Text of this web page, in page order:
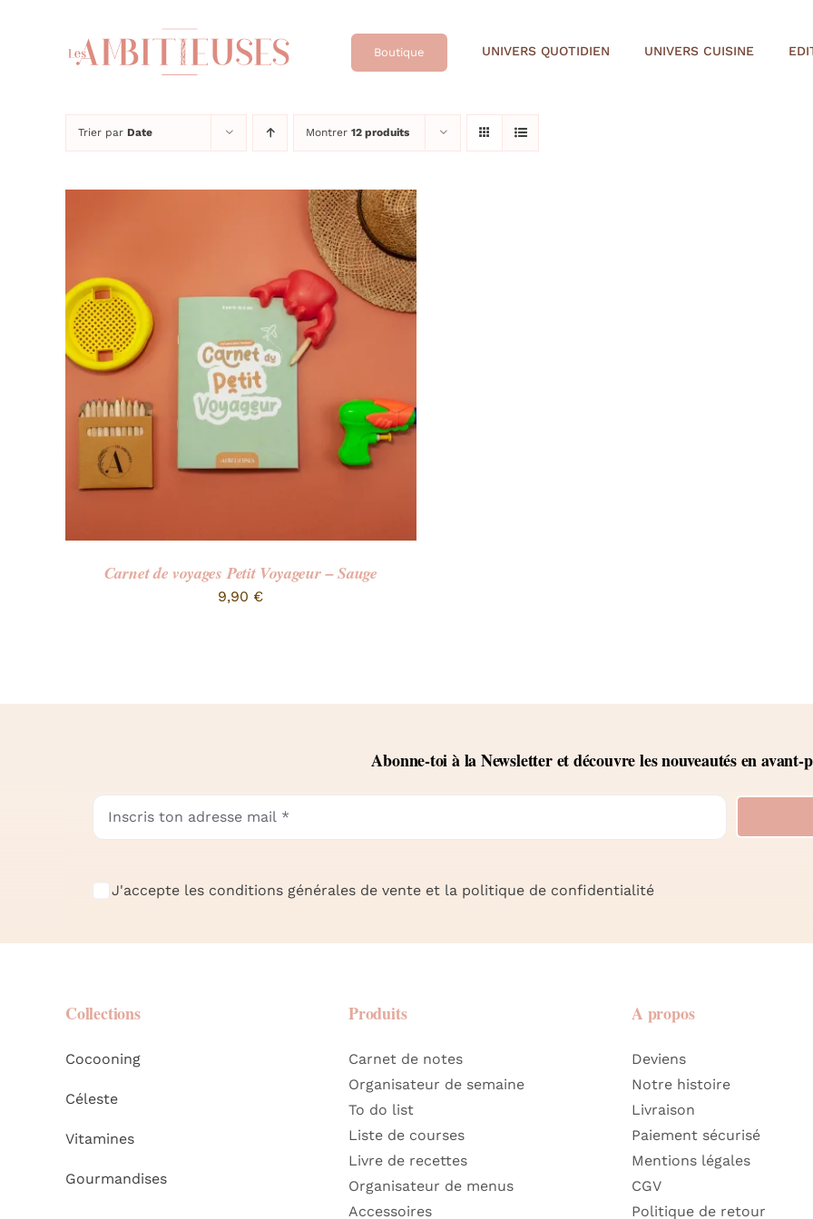
Boutique UNIVERS QUOTIDIEN UNIVERS CUISINE
Trier par Date Montrer 12 produits
Carnet de voyages Petit Voyageur – Sauge
9,90 €
Abonne-toi à la Newsletter et découvre les nouveautés en avant-
J'accepte les conditions générales de vente et la politique de confidentialité
Collections
Cocooning
Céleste
Vitamines
Gourmandises
Produits
Carnet de notes
Organisateur de semaine
To do list
Liste de courses
Livre de recettes
Organisateur de menus
Accessoires
A propos
Deviens
Notre histoire
Livraison
Paiement sécurisé
Mentions légales
CGV
Politique de retour